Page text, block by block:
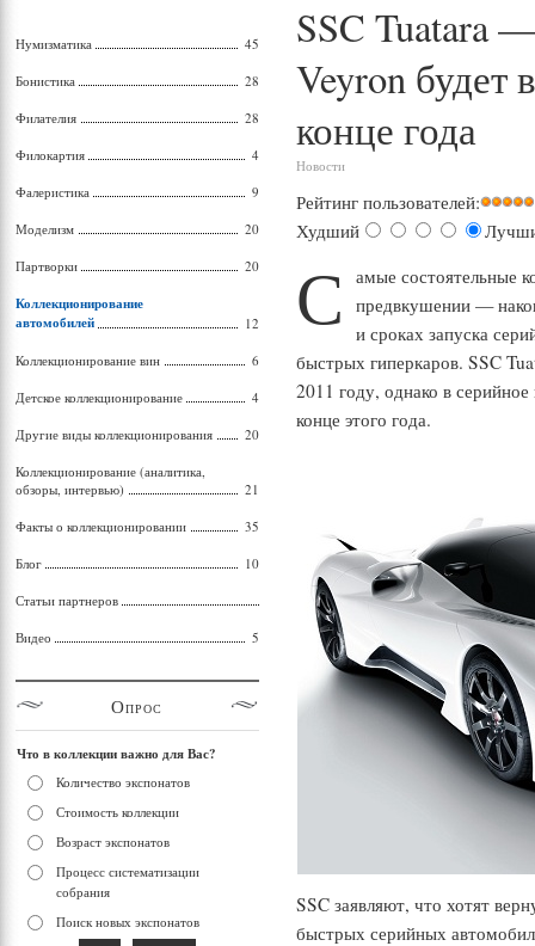
SSC Tuatara
Veyron
конце года
Новости
Рейтинг пользователей:
Худший
С
амые состоятельные
предвкушении —
и сроках запуска
быстрых гиперкаров. SSC
2011 году, однако в
конце этого года.
SSC заявляют, что хотят
быстрых серийных
Нумизматика 45
Бонистика 28
Филателия 28
Филокартия 4
Фалеристика 9
Моделизм 20
Партворки 20
Коллекционирование
автомобилей
12
Коллекционирование вин 6
Детское коллекционирование 4
Другие виды коллекционирования 20
Коллекционирование (аналитика,
обзоры, интервью)
21
Факты о коллекционировании 35
Блог 10
Статьи партнеров
Видео 5
Опрос
Что в коллекции важно для Вас?
Количество экспонатов
Стоимость коллекции
Возраст экспонатов
Процесс систематизации
собрания
Поиск новых экспонатов